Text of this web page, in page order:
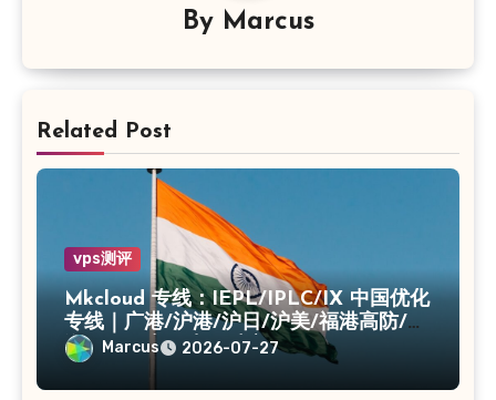
By Marcus
Related Post
vps测评
Mkcloud 专线：IEPL/IPLC/IX 中国优化
专线｜广港/沪港/沪日/沪美/福港高防/上
海CN2｜入口出口独享IP
Marcus 2026-07-27